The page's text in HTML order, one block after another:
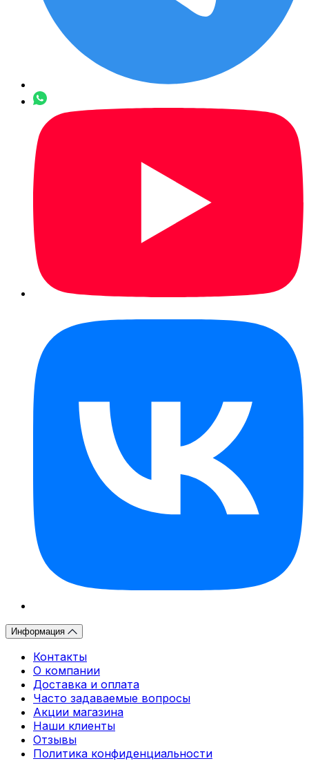
Информация
Контакты
О компании
Доставка и оплата
Часто задаваемые вопросы
Акции магазина
Наши клиенты
Отзывы
Политика конфиденциальности